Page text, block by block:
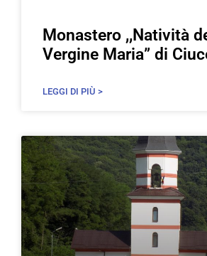
Monastero ,,Natività
Vergine Maria” di
LEGGI DI PIÙ >